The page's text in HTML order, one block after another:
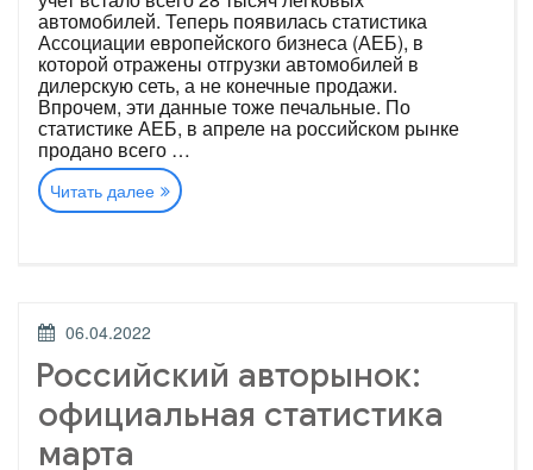
автомобилей. Теперь появилась статистика
Ассоциации европейского бизнеса (АЕБ), в
которой отражены отгрузки автомобилей в
дилерскую сеть, а не конечные продажи.
Впрочем, эти данные тоже печальные. По
статистике АЕБ, в апреле на российском рынке
продано всего …
Читать далее«Российский
авторынок:
ОПУБЛИКОВАНО
06.04.2022
Российский авторынок:
официальная статистика
марта